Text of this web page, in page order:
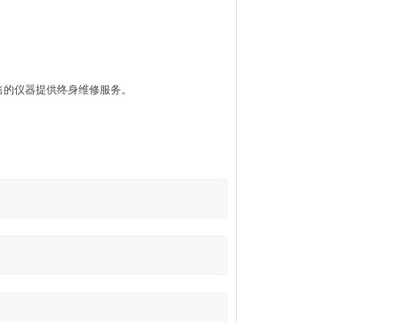
仪器提供终身维修服务。